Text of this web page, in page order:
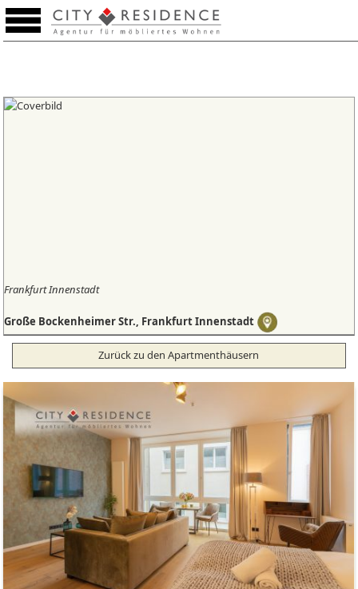
Lista de preferencias (0)
Frankfurt Innenstadt
Große Bockenheimer Str., Frankfurt Innenstadt
Zurück zu den Apartmenthäusern